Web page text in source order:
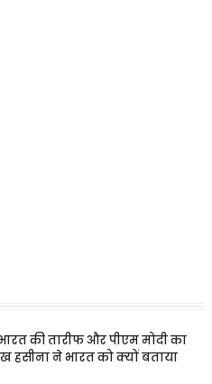
की तारीफ और पीएम मोदी का
हसीना ने भारत को क्यों बताया